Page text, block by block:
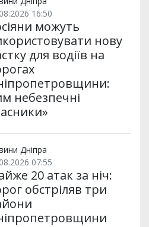
16:50
можуть
нову
для водіїв на
небезпечні
Дніпра
07:55
20 атак за ніч:
обстріляв три